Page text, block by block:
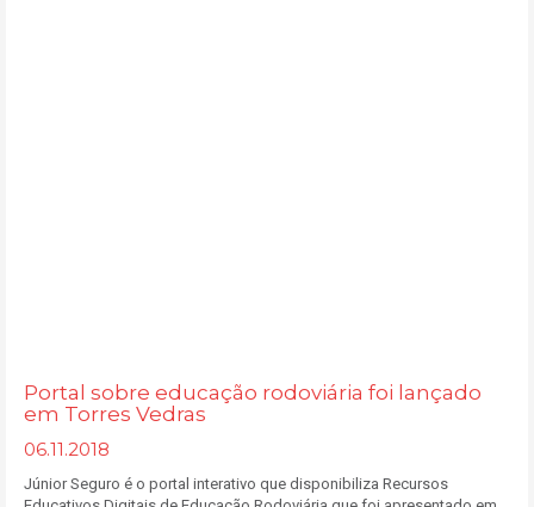
Portal sobre educação rodoviária foi lançado
em Torres Vedras
06.11.2018
Júnior Seguro é o portal interativo que disponibiliza Recursos